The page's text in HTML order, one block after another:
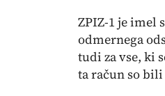
ZPIZ-1 je imel
odmernega
tudi za vse, ki
ta račun so